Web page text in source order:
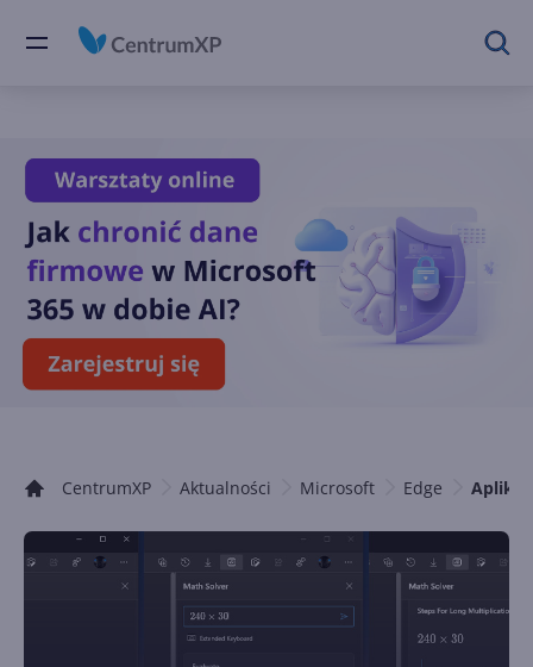
CentrumXP Aktualności Microsoft Edge